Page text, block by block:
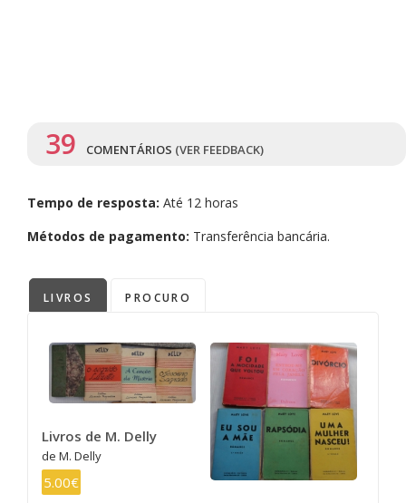
39 COMENTÁRIOS (VER FEEDBACK)
Tempo de resposta: Até 12 horas
Métodos de pagamento: Transferência bancária.
LIVROS PROCURO
Livros de M. Delly
de M. Delly
5.00€